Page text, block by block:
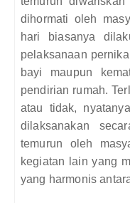
dihormati oleh
hari biasanya
pelaksanaan
bayi maupun
pendirian rumah.
atau tidak,
dilaksanakan
temurun oleh
kegiatan lain yang
yang harmonis